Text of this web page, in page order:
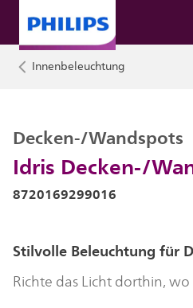
Innenbeleuchtung
Idris Decken-/
Decken-/Wandspots
8720169299016
Stilvolle Beleuchtung für
Richte das Licht dorthin,